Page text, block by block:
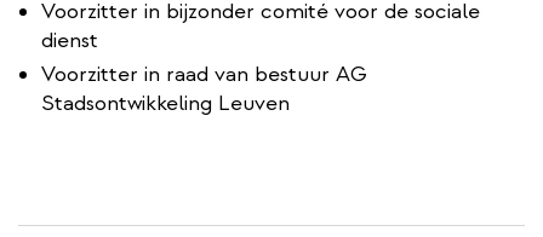
Voorzitter in bijzonder comité voor de sociale
dienst
Voorzitter in raad van bestuur AG
Stadsontwikkeling Leuven